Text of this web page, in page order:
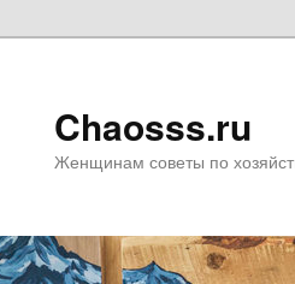
Chaosss.ru
Женщинам советы по